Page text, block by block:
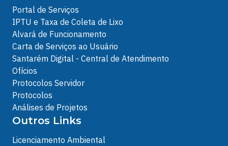
Portal de Serviços
IPTU e Taxa de Coleta de Lixo
Alvará de Funcionamento
Carta de Serviços ao Usuário
Santarém Digital - Central de Atendimento
Ofícios
Protocolos Servidor
Protocolos
Análises de Projetos
Outros Links
Licenciamento Ambiental